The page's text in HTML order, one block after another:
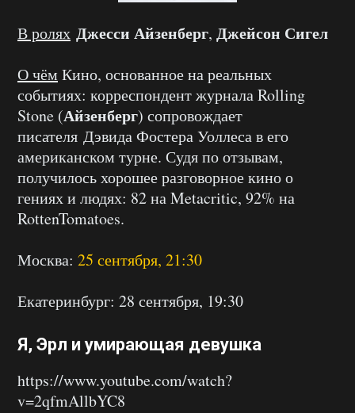
В ролях Джесси Айзенберг, Джейсон Сигел
О чём Кино, основанное на реальных
событиях: корреспондент журнала Rolling
Stone (Айзенберг) сопровождает
писателя Дэвида Фостера Уоллеса в его
американском турне. Судя по отзывам,
получилось хорошее разговорное кино о
гениях и людях: 82 на Metacritic, 92% на
RottenTomatoes.
Москва: 25 сентября, 21:30
Екатеринбург: 28 сентября, 19:30
Я, Эрл и умирающая девушка
https://www.youtube.com/watch?
v=2qfmAllbYC8